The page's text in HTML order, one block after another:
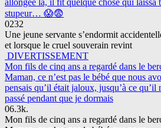
stupeur… 😱😨
0232
Une jeune servante s’endormit
et lorsque le cruel souverain revint
DIVERTISSEMENT
Mon fils de cinq ans a regardé dans le
Maman, ce n’est pas le bébé que nous
pensais qu’il était jaloux, jusqu’à ce qu’il
passé pendant que je dormais
06.3k.
Mon fils de cinq ans a regardé dans le